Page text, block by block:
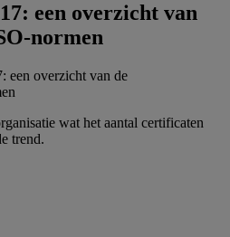
een overzicht van
normen
wat het aantal certificaten
trend.